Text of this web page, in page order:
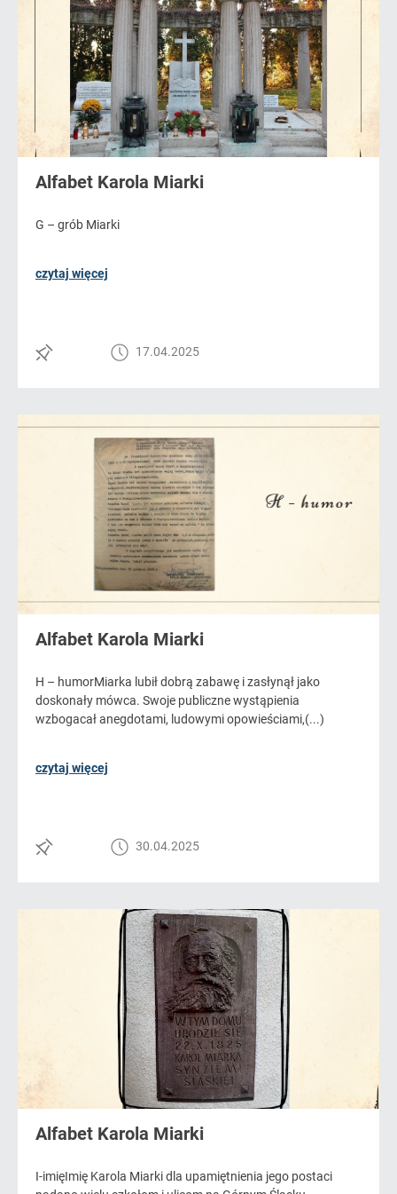
Alfabet Karola Miarki
G – grób Miarki
czytaj więcej
17.04.2025
Alfabet Karola Miarki
H – humorMiarka lubił dobrą zabawę i zasłynął jako
doskonały mówca. Swoje publiczne wystąpienia
wzbogacał anegdotami, ludowymi opowieściami,(...)
czytaj więcej
30.04.2025
Alfabet Karola Miarki
I-imięImię Karola Miarki dla upamiętnienia jego postaci